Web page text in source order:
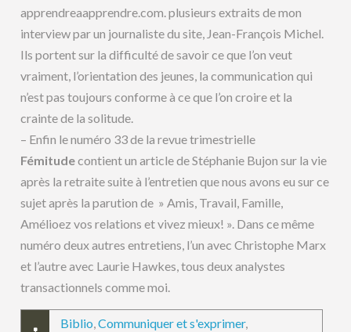
apprendreaapprendre.com. plusieurs extraits de mon
interview par un journaliste du site, Jean-François Michel.
Ils portent sur la difficulté de savoir ce que l’on veut
vraiment, l’orientation des jeunes, la communication qui
n’est pas toujours conforme à ce que l’on croire et la
crainte de la solitude.
– Enfin le numéro 33 de la revue trimestrielle
Fémitudecontient un article de Stéphanie Bujon sur la vie
après la retraite suite à l’entretien que nous avons eu sur ce
sujet après la parution de » Amis, Travail, Famille,
Amélioez vos relations et vivez mieux! ». Dans ce même
numéro deux autres entretiens, l’un avec Christophe Marx
et l’autre avec Laurie Hawkes, tous deux analystes
transactionnels comme moi.
Biblio,Communiquer et s'exprimer,